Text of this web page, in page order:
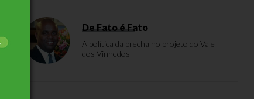
De Fato é Fato
A política da brecha no projeto do Vale
dos Vinhedos